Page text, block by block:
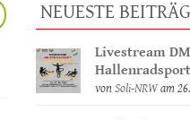
NEUESTE
Livestream
vonSoli-NRWam